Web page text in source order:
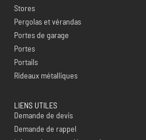
Stores
Pergolas et vérandas
Portes de garage
Portes
Portails
Rideaux métalliques
LIENS UTILES
Demande de devis
Demande de rappel